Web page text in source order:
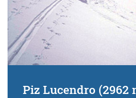
Piz Lucendro (2962